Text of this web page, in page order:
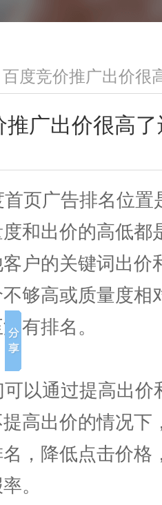
百度竞价推广出价很
推广出价很高
广告排名位置
和出价的高低
户的关键词出价
够高或质量度相
有排名。
通过提高出价
高出价的情况下
，降低点击价格
。